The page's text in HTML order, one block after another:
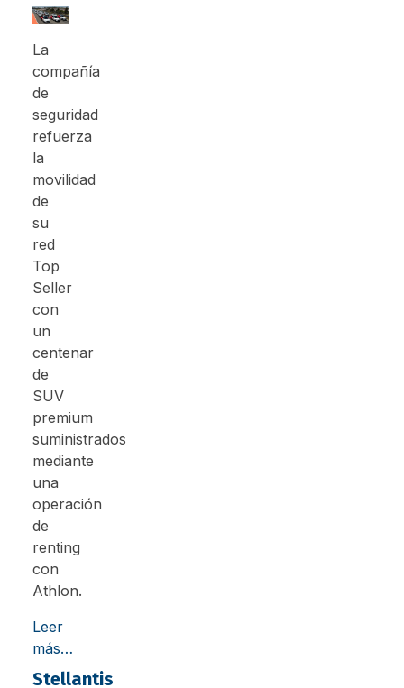
La
compañía
de
seguridad
refuerza
la
movilidad
de
su
red
Top
Seller
con
un
centenar
de
SUV
premium
suministrados
mediante
una
operación
de
renting
con
Athlon.
Leer
más…
Stellantis